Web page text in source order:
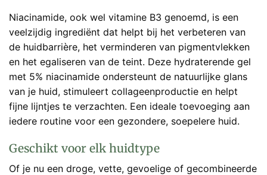
Niacinamide, ook wel vitamine B3 genoemd, is een
veelzijdig ingrediënt dat helpt bij het verbeteren van
de huidbarrière, het verminderen van pigmentvlekken
en het egaliseren van de teint. Deze hydraterende gel
met 5% niacinamide ondersteunt de natuurlijke glans
van je huid, stimuleert collageenproductie en helpt
fijne lijntjes te verzachten. Een ideale toevoeging aan
iedere routine voor een gezondere, soepelere huid.
Geschikt voor elk huidtype
Of je nu een droge, vette, gevoelige of gecombineerde